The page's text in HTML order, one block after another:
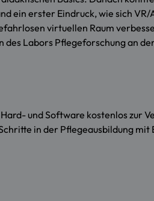
ein erster Eindruck, wie sich VR/
virtuellen Raum
Labors Pflegeforschung an
und Software kostenlos zur
in der Pflegeausbildung mit